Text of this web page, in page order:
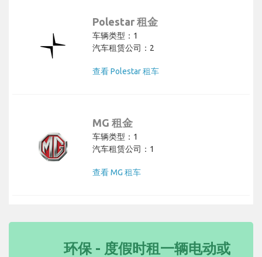
Polestar 租金
车辆类型：1
汽车租赁公司：2
查看 Polestar 租车
MG 租金
车辆类型：1
汽车租赁公司：1
查看 MG 租车
环保 - 度假时租一辆电动或